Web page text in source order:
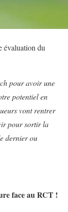
évaluation du
pour avoir une
potentiel en
vont rentrer
pour sortir la
dernier ou
face au RCT !